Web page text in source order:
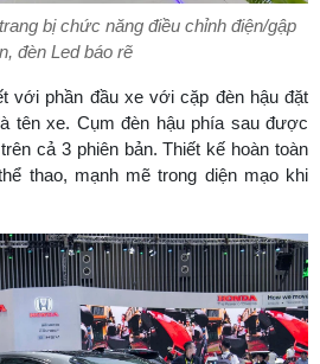
bị chức năng điều chỉnh điện/gập
đèn Led báo rẽ
với phần đầu xe với cặp đèn hậu đặt
tên xe. Cụm đèn hậu phía sau được
cả 3 phiên bản. Thiết kế hoàn toàn
thao, mạnh mẽ trong diện mạo khi